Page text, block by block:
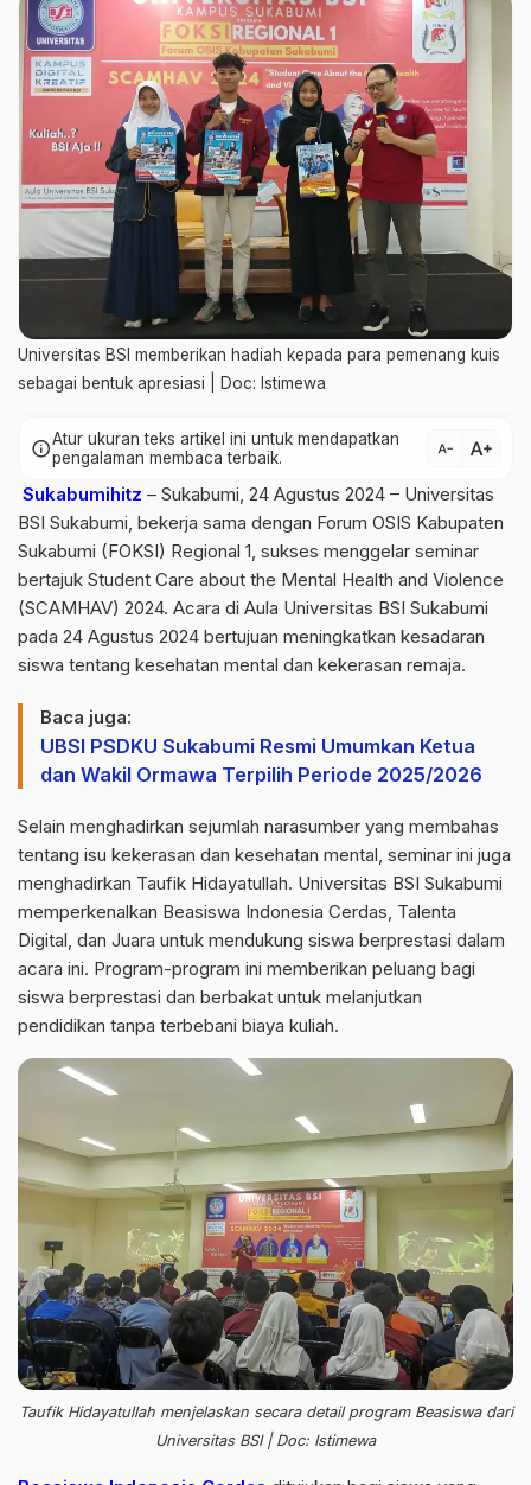
Universitas BSI memberikan hadiah kepada para pemenang kuis
sebagai bentuk apresiasi | Doc: Istimewa
infoAtur ukuran teks artikel ini untuk mendapatkan
pengalaman membaca terbaik.
text_decrease text_increase
Sukabumihitz – Sukabumi, 24 Agustus 2024 – Universitas
BSI Sukabumi, bekerja sama dengan Forum OSIS Kabupaten
Sukabumi (FOKSI) Regional 1, sukses menggelar seminar
bertajuk Student Care about the Mental Health and Violence
(SCAMHAV) 2024. Acara di Aula Universitas BSI Sukabumi
pada 24 Agustus 2024 bertujuan meningkatkan kesadaran
siswa tentang kesehatan mental dan kekerasan remaja.
Baca juga:
UBSI PSDKU Sukabumi Resmi Umumkan Ketua
dan Wakil Ormawa Terpilih Periode 2025/2026
Selain menghadirkan sejumlah narasumber yang membahas
tentang isu kekerasan dan kesehatan mental, seminar ini juga
menghadirkan Taufik Hidayatullah. Universitas BSI Sukabumi
memperkenalkan Beasiswa Indonesia Cerdas, Talenta
Digital, dan Juara untuk mendukung siswa berprestasi dalam
acara ini. Program-program ini memberikan peluang bagi
siswa berprestasi dan berbakat untuk melanjutkan
pendidikan tanpa terbebani biaya kuliah.
Taufik Hidayatullah menjelaskan secara detail program Beasiswa dari
Universitas BSI | Doc: Istimewa